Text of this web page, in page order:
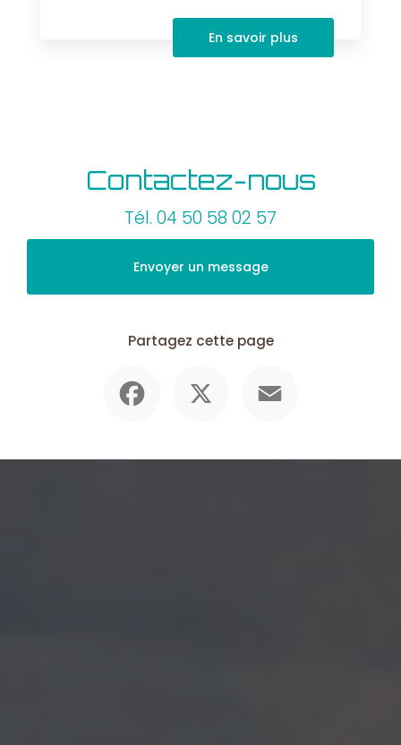
En savoir plus
Contactez-nous
Tél. 04 50 58 02 57
Envoyer un message
Partagez cette page